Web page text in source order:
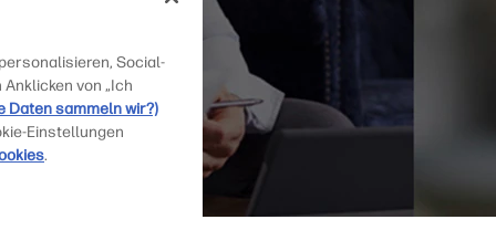
Social-
von „Ich
Daten sammeln wir?)
Einstellungen
.